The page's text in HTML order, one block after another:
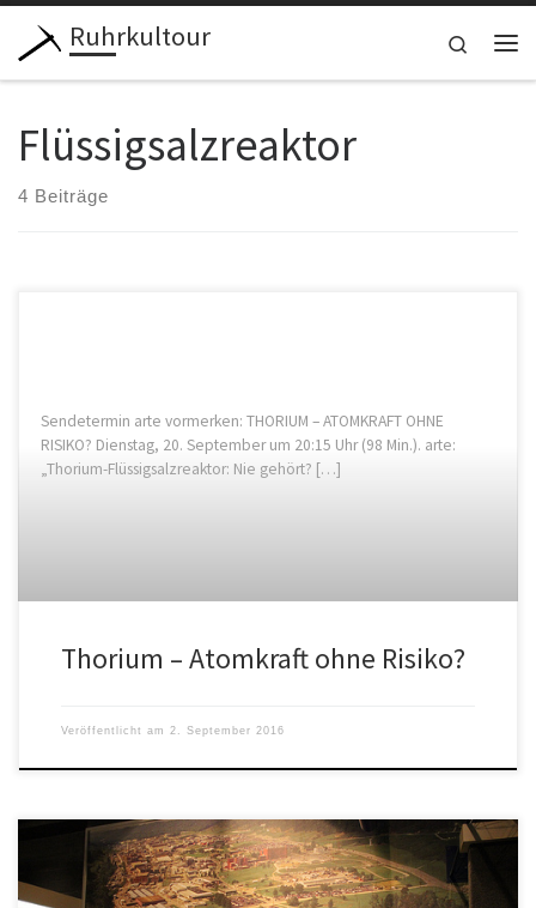
Zum Inhalt springen
Ruhrkultour
Search
Flüssigsalzreaktor
4 Beiträge
Sendetermin arte vormerken: THORIUM – ATOMKRAFT OHNE
RISIKO? Dienstag, 20. September um 20:15 Uhr (98 Min.). arte:
„Thorium-Flüssigsalzreaktor: Nie gehört? […]
Thorium – Atomkraft ohne Risiko?
Veröffentlicht am 2. September 2016